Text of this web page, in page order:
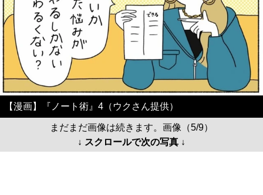
【漫画】『ノート術』4（ウクさん提供）
まだまだ画像は続きます。画像（5/9）
↓ スクロールで次の写真 ↓